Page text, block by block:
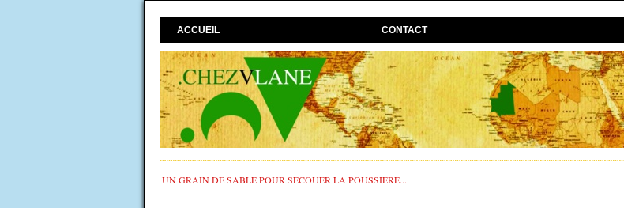
ACCUEIL CONTACT
UN GRAIN DE SABLE POUR SECOUER LA POUSSIÈRE...